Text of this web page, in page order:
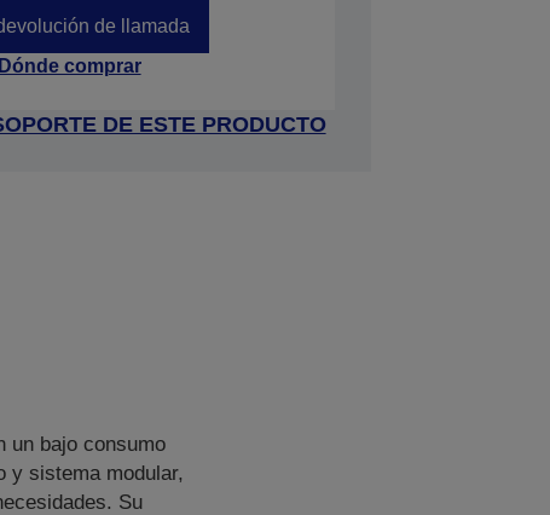
de llamada
Dónde comprar
DE ESTE PRODUCTO
un bajo consumo
y sistema modular,
Su